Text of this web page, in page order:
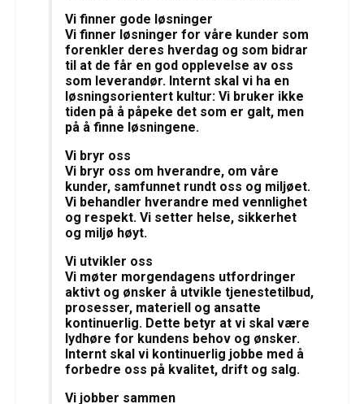
Vi finner gode løsninger
Vi finner løsninger for våre kunder som
forenkler deres hverdag og som bidrar
til at de får en god opplevelse av oss
som leverandør. Internt skal vi ha en
løsningsorientert kultur: Vi bruker ikke
tiden på å påpeke det som er galt, men
på å finne løsningene.
Vi bryr oss
Vi bryr oss om hverandre, om våre
kunder, samfunnet rundt oss og miljøet.
Vi behandler hverandre med vennlighet
og respekt. Vi setter helse, sikkerhet
og miljø høyt.
Vi utvikler oss
Vi møter morgendagens utfordringer
aktivt og ønsker å utvikle tjenestetilbud,
prosesser, materiell og ansatte
kontinuerlig. Dette betyr at vi skal være
lydhøre for kundens behov og ønsker.
Internt skal vi kontinuerlig jobbe med å
forbedre oss på kvalitet, drift og salg.
Vi jobber sammen